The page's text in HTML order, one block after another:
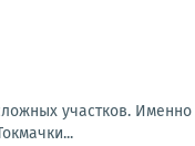
участков.